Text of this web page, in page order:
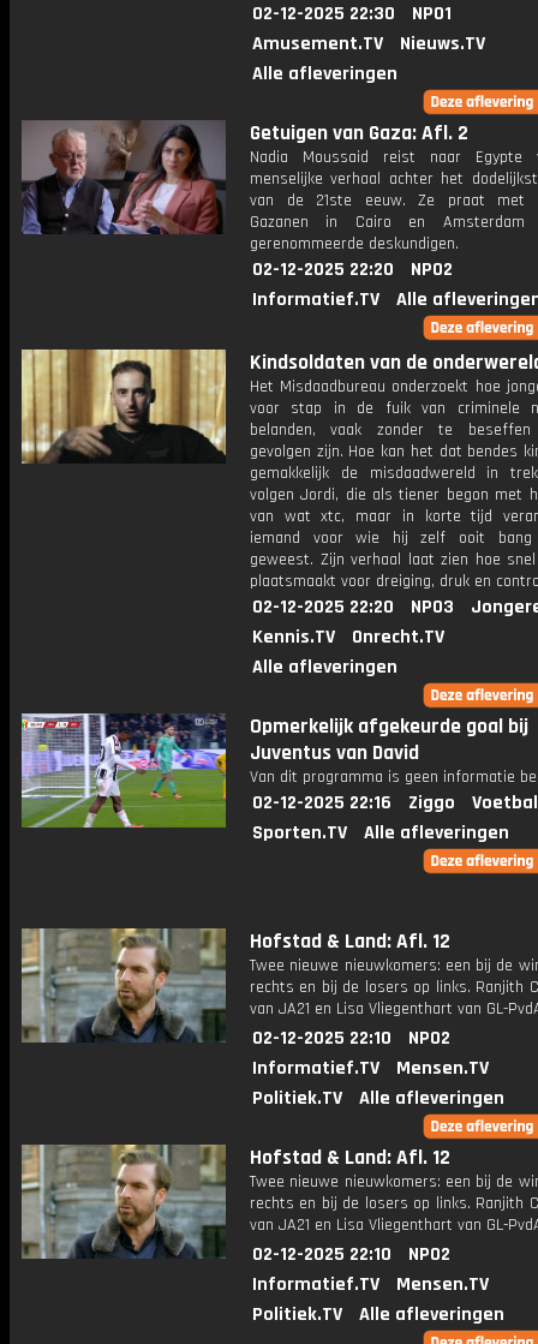
02-12-2025 22:30
NPO1
Amusement.TV
Nieuws.TV
Alle afleveringen
Getuigen van Gaza: Afl. 2
Nadia Moussaid reist naar Egypte
menselijke verhaal achter het
van de 21ste eeuw. Ze praat met
Gazanen in Cairo en
gerenommeerde deskundigen.
02-12-2025 22:20
NPO2
Informatief.TV
Alle
Kindsoldaten van de
Het Misdaadbureau onderzoekt hoe
voor stap in de fuik van criminele
belanden, vaak zonder te
gevolgen zijn. Hoe kan het dat bendes
gemakkelijk de misdaadwereld in
volgen Jordi, die als tiener begon met
van wat xtc, maar in korte tijd
iemand voor wie hij zelf ooit
geweest. Zijn verhaal laat zien hoe
plaatsmaakt voor dreiging, druk en
02-12-2025 22:20 NPO3
Kennis.TV
Onrecht.TV
Alle afleveringen
Opmerkelijk afgekeurde goal bij
Juventus van David
Van dit programma is geen informatie
02-12-2025 22:16 Ziggo
Sporten.TV
Alle afleveringen
Hofstad & Land: Afl. 12
Twee nieuwe nieuwkomers: een bij de
rechts en bij de losers op links. Ranjith
van JA21 en Lisa Vliegenthart van GL-
02-12-2025 22:10
NPO2
Informatief.TV
Mensen.TV
Politiek.TV
Alle afleveringen
Hofstad & Land: Afl. 12
Twee nieuwe nieuwkomers: een bij de
rechts en bij de losers op links. Ranjith
van JA21 en Lisa Vliegenthart van GL-
02-12-2025 22:10
NPO2
Informatief.TV
Mensen.TV
Politiek.TV
Alle afleveringen